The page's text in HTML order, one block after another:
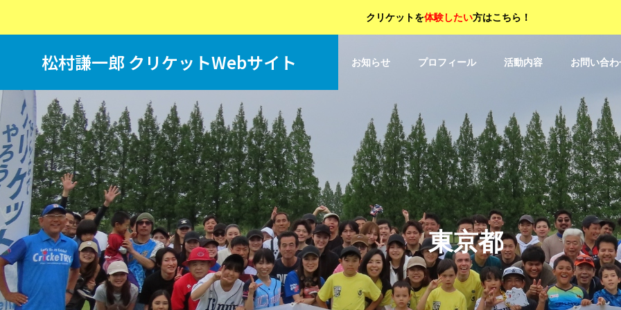
クリケットを体験したい方はこちら！
松村謙一郎 クリケットWebサイト お知らせ プロフィール 活動内容 お問い合わ
東京都